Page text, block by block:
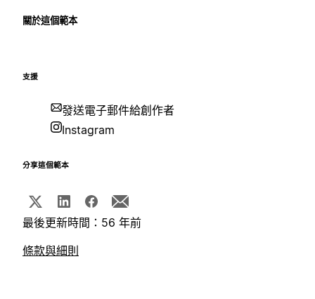
關於這個範本
支援
發送電子郵件給創作者
Instagram
分享這個範本
最後更新時間：56 年前
條款與細則